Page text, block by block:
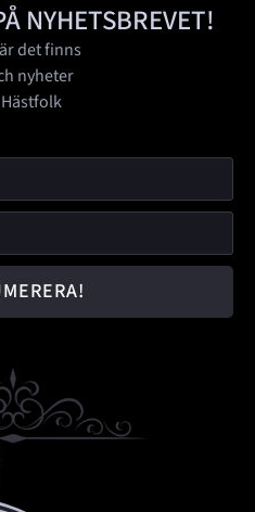
NYHETSBREVET!
det finns
nyheter